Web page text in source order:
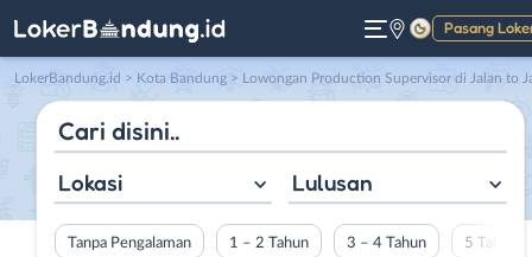
Pasang
Gelap
LokerBandung.id > Kota Bandung > Lowongan Production Supervisor di Jalan to
Lokasi Lulusan
Tanpa Pengalaman 1 – 2 Tahun 3 – 4 Tahun 5 Tahun